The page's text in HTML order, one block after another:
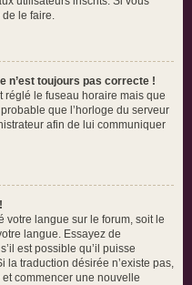
de le faire.
n’est toujours pas correcte !
réglé le fuseau horaire mais que
que l’horloge du serveur
afin de lui communiquer
votre langue sur le forum, soit le
langue. Essayez de
est possible qu’il puisse
la traduction désirée n’existe pas,
commencer une nouvelle